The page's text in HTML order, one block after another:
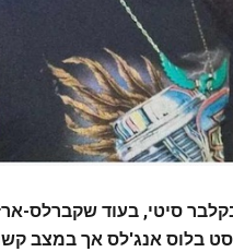
סיטי, בעוד שקברלס-
בלוס אנג'לס אך במצב